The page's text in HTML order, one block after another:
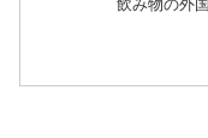
飲み物の外